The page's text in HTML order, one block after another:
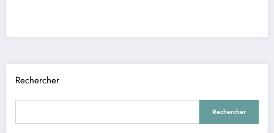
Rechercher
Rechercher